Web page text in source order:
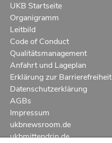
UKB Startseite
Organigramm
Leitbild
Code of Conduct
Qualitätsmanagement
Anfahrt und Lageplan
Erklärung zur Barrierefreiheit
Datenschutzerklärung
AGBs
Impressum
ukbnewsroom.de
ukbmittendrin.de